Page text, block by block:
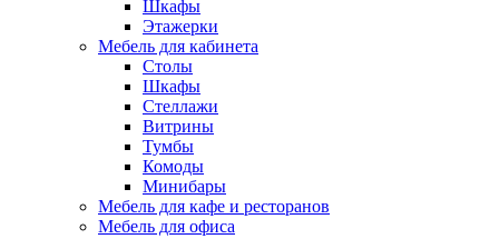
Шкафы
Этажерки
Мебель для кабинета
Столы
Шкафы
Стеллажи
Витрины
Тумбы
Комоды
Минибары
Мебель для кафе и ресторанов
Мебель для офиса